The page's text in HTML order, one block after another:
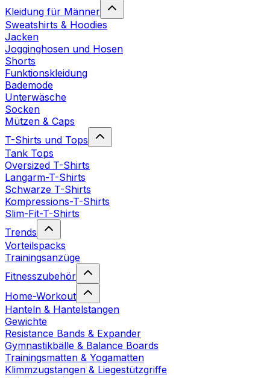
Kleidung für Männer
Sweatshirts & Hoodies
Jacken
Jogginghosen und Hosen
Shorts
Funktionskleidung
Bademode
Unterwäsche
Socken
Mützen & Caps
T-Shirts und Tops
Tank Tops
Oversized T-Shirts
Langarm-T-Shirts
Schwarze T-Shirts
Kompressions-T-Shirts
Slim-Fit-T-Shirts
Trends
Vorteilspacks
Trainingsanzüge
Fitnesszubehör
Home-Workout
Hanteln & Hantelstangen
Gewichte
Resistance Bands & Expander
Gymnastikbälle & Balance Boards
Trainingsmatten & Yogamatten
Klimmzugstangen & Liegestützgriffe